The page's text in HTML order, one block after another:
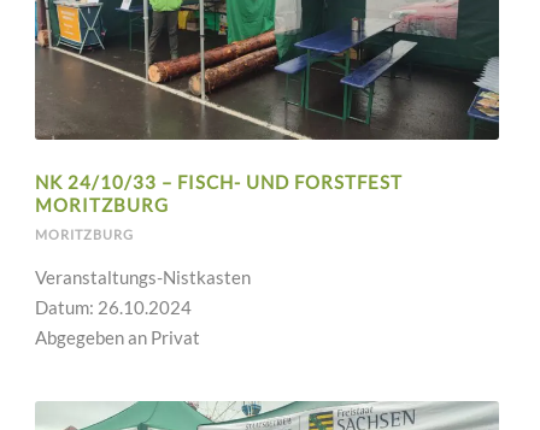
NK 24/10/33 – FISCH- UND FORSTFEST
MORITZBURG
MORITZBURG
Veranstaltungs-Nistkasten
Datum: 26.10.2024
Abgegeben an Privat